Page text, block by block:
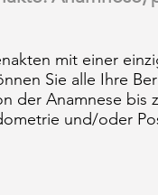
mit einer
Sie alle Ihre
der Anamnese bis
und/oder